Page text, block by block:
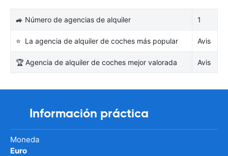
🚙 Número de agencias de alquiler 1
⭐ La agencia de alquiler de coches más popular Avis
🏆 Agencia de alquiler de coches mejor valorada Avis
Información práctica
Moneda
Euro